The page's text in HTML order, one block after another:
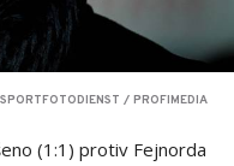
/ PROFIMEDIA
(1:1) protiv Fejnorda